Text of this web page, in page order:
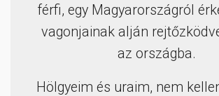
férfi, egy Magyarországról
vagonjainak alján
az országba.
Hölgyeim és uraim, nem